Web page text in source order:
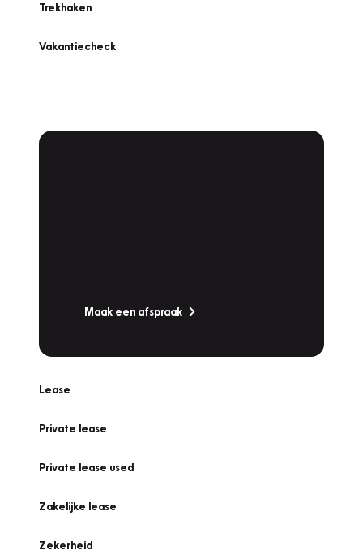
Trekhaken
Vakantiecheck
Maak een afspraak
Lease
Private lease
Private lease used
Zakelijke lease
Zekerheid